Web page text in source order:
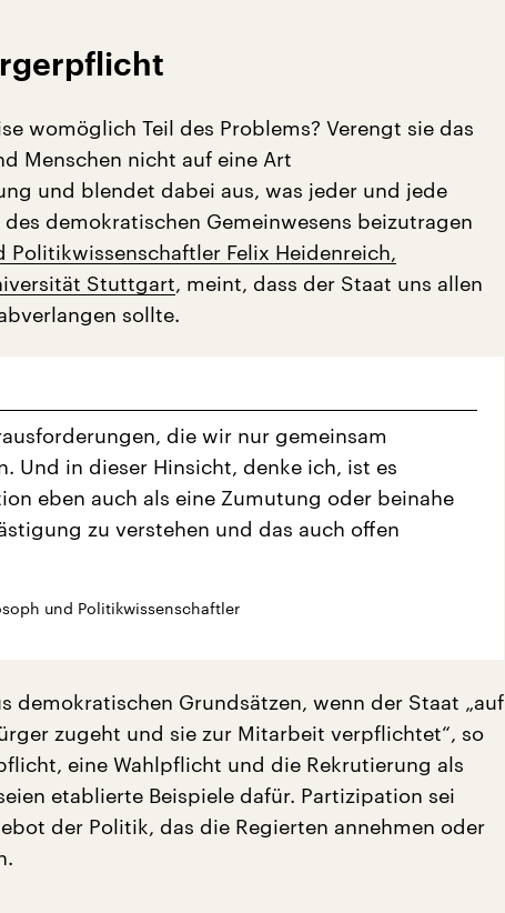
womöglich Teil des Problems? Verengt sie das
Menschen nicht auf eine Art
und blendet dabei aus, was jeder und jede
demokratischen Gemeinwesens beizutragen
Politikwissenschaftler Felix Heidenreich,
Stuttgart, meint, dass der Staat uns allen
sollte.
die wir nur gemeinsam
Und in dieser Hinsicht, denke ich, ist es
eben auch als eine Zumutung oder beinahe
zu verstehen und das auch offen
und Politikwissenschaftler
demokratischen Grundsätzen, wenn der Staat „auf
zugeht und sie zur Mitarbeit verpflichtet“, so
eine Wahlpflicht und die Rekrutierung als
etablierte Beispiele dafür. Partizipation sei
der Politik, das die Regierten annehmen oder